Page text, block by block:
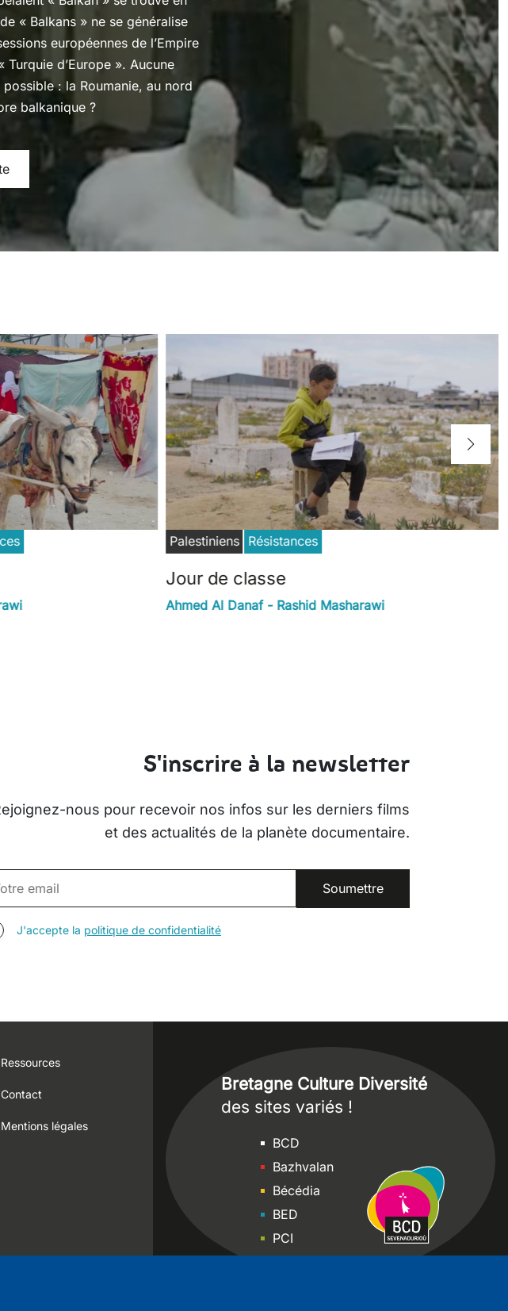
« Balkans » ne se généralise
européennes de l’Empire
d’Europe ». Aucune
: la Roumanie, au nord
balkanique ?
Palestiniens Résistances
Jour de classe
Ahmed Al Danaf - Rashid Masharawi
S'inscrire à la newsletter
nous pour recevoir nos infos sur les derniers films
et des actualités de la planète documentaire.
TERMS
J'accepte la politique de confidentialité
Footer
Ressources
Contact
Mentions légales
Bretagne Culture Diversité
des sites variés !
SitesBCD
Bazhvalan
Bécédia
BED
PCI